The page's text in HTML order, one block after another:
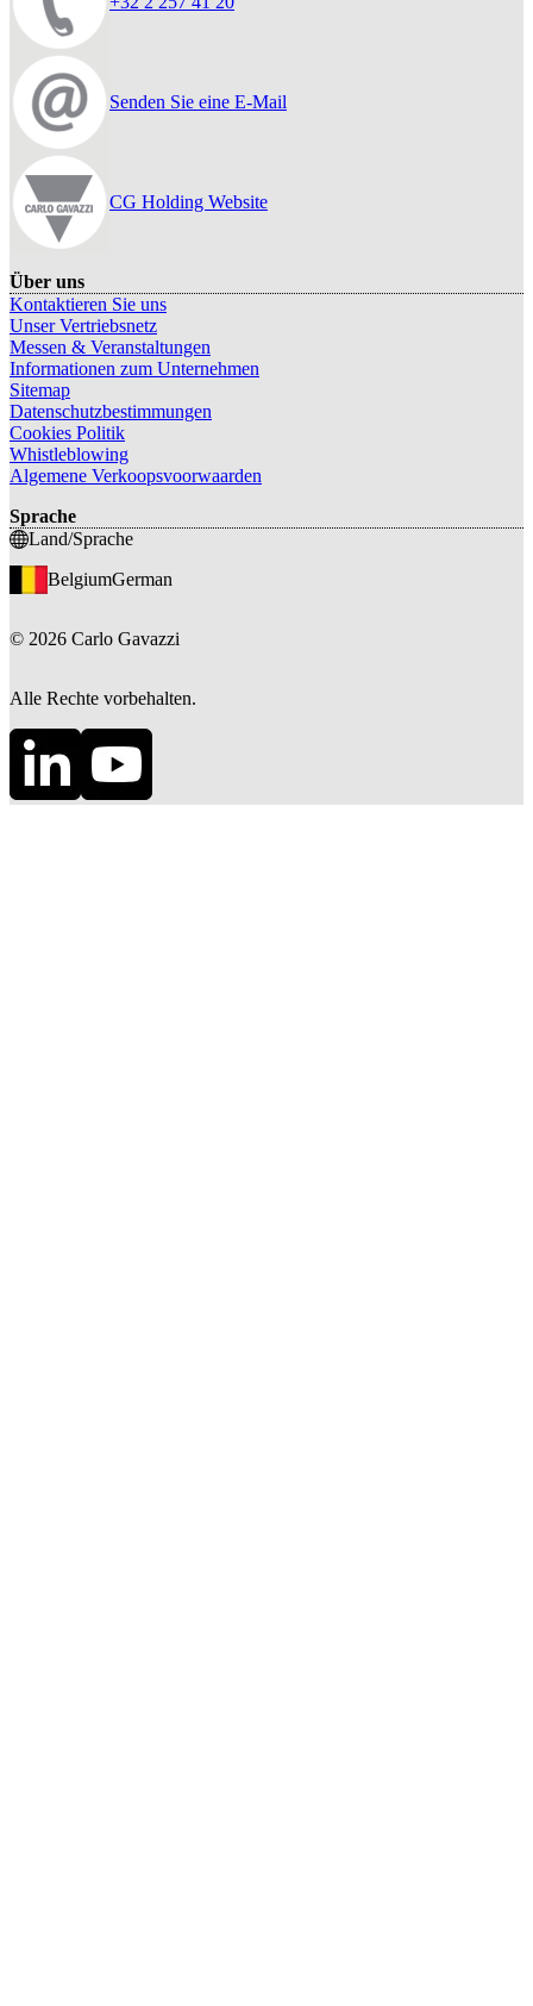
Senden Sie eine E-Mail
CG Holding Website
Über uns
Kontaktieren Sie uns
Unser Vertriebsnetz
Messen & Veranstaltungen
Informationen zum Unternehmen
Sitemap
Datenschutzbestimmungen
Cookies Politik
Whistleblowing
Algemene Verkoopsvoorwaarden
Sprache
Land/Sprache
BelgiumGerman
© 2026 Carlo Gavazzi
Alle Rechte vorbehalten.